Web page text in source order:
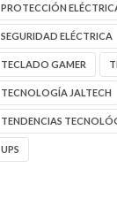
PROTECCIÓN
SEGURIDAD ELÉCTRICA
TECLADO GAMER
TECNOLOGÍA JALTECH
TENDENCIAS
UPS